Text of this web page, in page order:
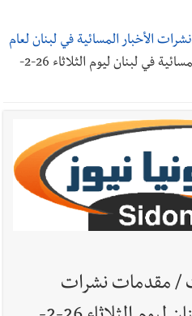
تفتتح مهرجاناتها الصيفية
الفرحة
- صيدا يُحلّق إلى التصفيات
مستحقة
تفكيك صواريخ وقنابل طيران
ذخائر غير منفجرة
الأخبار المسائية في لبنان لعام
مقدمات نشرات الأخبار المسائية في لبنان ليوم الثلاثاء 26-2-
/ مقدمات نشرات